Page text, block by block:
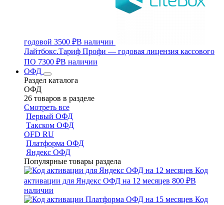
годовой 3500 ₽В наличии
Лайтбокс.Тариф Профи — годовая лицензия кассового
ПО 7300 ₽В наличии
ОФД
Раздел каталога
ОФД
26 товаров в разделе
Смотреть все
Первый ОФД
Такском ОФД
OFD RU
Платформа ОФД
Яндекс ОФД
Популярные товары раздела
Код
активации для Яндекс ОФД на 12 месяцев 800 ₽В
наличии
Код